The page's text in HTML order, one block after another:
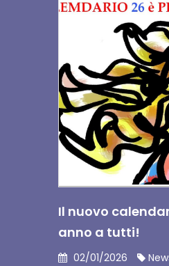
Il nuovo
anno a tutti!
02/01/2026